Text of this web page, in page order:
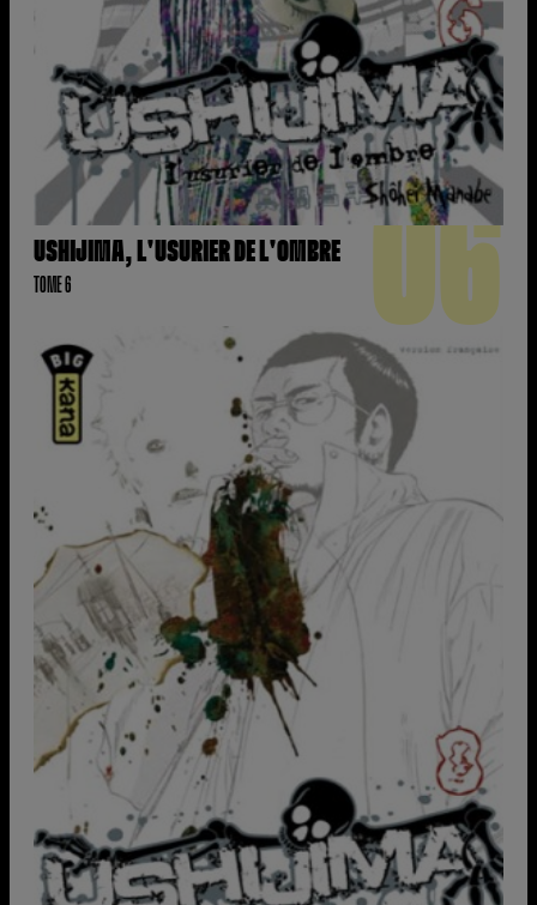
USHIJIMA, L'USURIER DE L'OMBRE
TOME 6 06